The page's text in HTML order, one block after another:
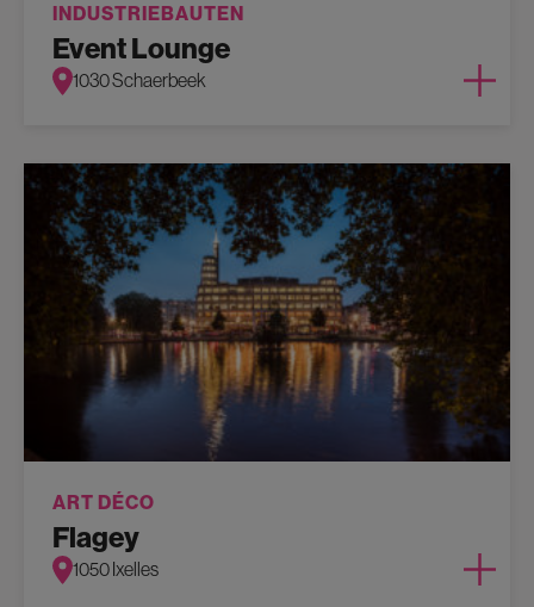
INDUSTRIEBAUTEN
Event Lounge
1030 Schaerbeek
ART DÉCO
Flagey
1050 Ixelles